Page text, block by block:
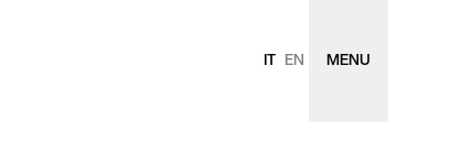
IT EN MENU